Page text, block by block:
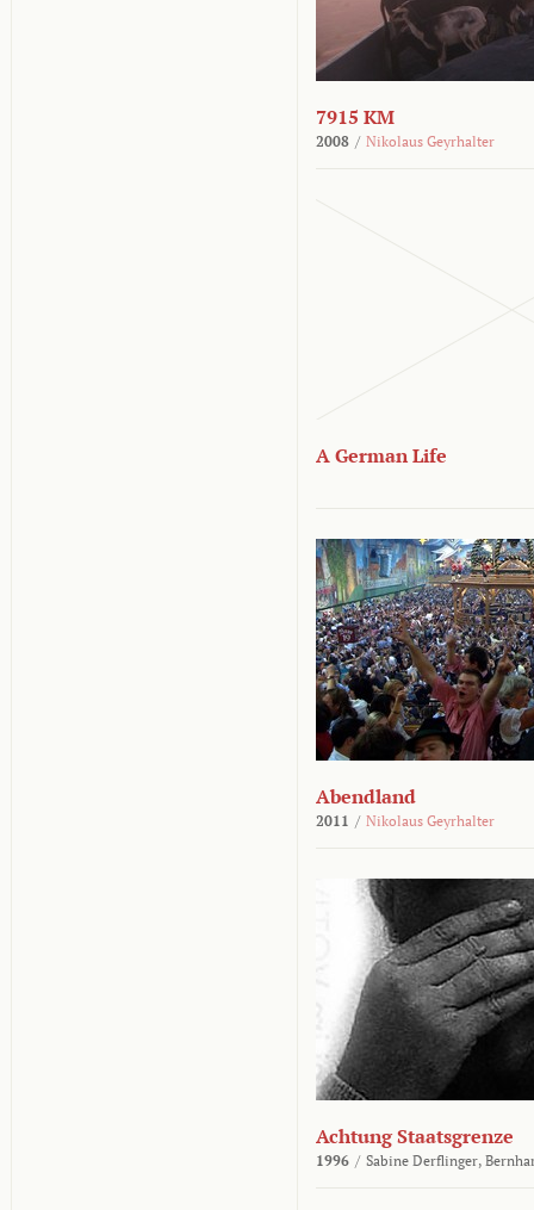
7915 KM
2008 / Nikolaus Geyrhalter
A German Life
Abendland
2011 / Nikolaus Geyrhalter
Achtung Staatsgrenze
1996 / Sabine Derflinger,